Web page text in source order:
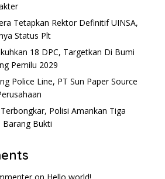
Tetapkan Rektor Definitif UINSA,
Status Plt
18 DPC, Targetkan Di Bumi
Pemilu 2029
Police Line, PT Sun Paper Source
Polisi Amankan Tiga
Barang Bukti